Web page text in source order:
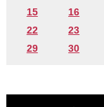
15
16
22
23
29
30